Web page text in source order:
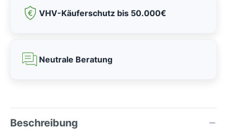
VHV-Käuferschutz bis 50.000€
Neutrale Beratung
Beschreibung